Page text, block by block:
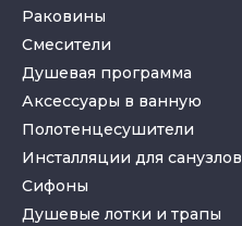
Раковины
Смесители
Душевая программа
Аксессуары в ванную
Полотенцесушители
Инсталляции для санузлов
Cифоны
Душевые лотки и трапы